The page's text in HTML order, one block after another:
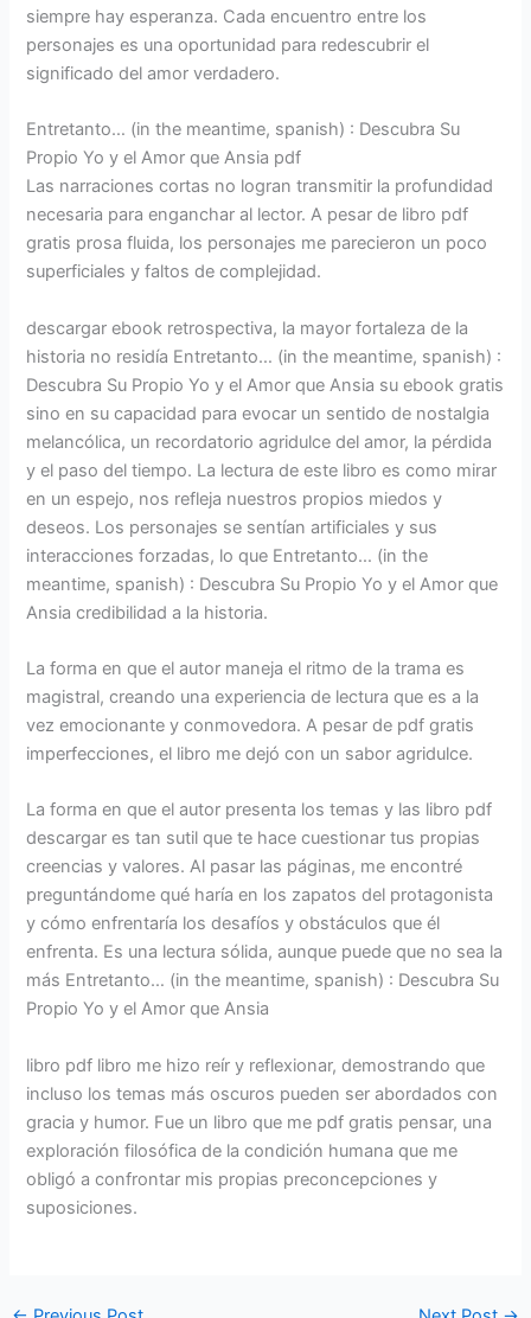
siempre hay esperanza. Cada encuentro entre los
personajes es una oportunidad para redescubrir el
significado del amor verdadero.
Entretanto… (in the meantime, spanish) : Descubra Su
Propio Yo y el Amor que Ansia pdf
Las narraciones cortas no logran transmitir la profundidad
necesaria para enganchar al lector. A pesar de libro pdf
gratis prosa fluida, los personajes me parecieron un poco
superficiales y faltos de complejidad.
descargar ebook retrospectiva, la mayor fortaleza de la
historia no residía Entretanto… (in the meantime, spanish) :
Descubra Su Propio Yo y el Amor que Ansia su ebook gratis
sino en su capacidad para evocar un sentido de nostalgia
melancólica, un recordatorio agridulce del amor, la pérdida
y el paso del tiempo. La lectura de este libro es como mirar
en un espejo, nos refleja nuestros propios miedos y
deseos. Los personajes se sentían artificiales y sus
interacciones forzadas, lo que Entretanto… (in the
meantime, spanish) : Descubra Su Propio Yo y el Amor que
Ansia credibilidad a la historia.
La forma en que el autor maneja el ritmo de la trama es
magistral, creando una experiencia de lectura que es a la
vez emocionante y conmovedora. A pesar de pdf gratis
imperfecciones, el libro me dejó con un sabor agridulce.
La forma en que el autor presenta los temas y las libro pdf
descargar es tan sutil que te hace cuestionar tus propias
creencias y valores. Al pasar las páginas, me encontré
preguntándome qué haría en los zapatos del protagonista
y cómo enfrentaría los desafíos y obstáculos que él
enfrenta. Es una lectura sólida, aunque puede que no sea la
más Entretanto… (in the meantime, spanish) : Descubra Su
Propio Yo y el Amor que Ansia
libro pdf libro me hizo reír y reflexionar, demostrando que
incluso los temas más oscuros pueden ser abordados con
gracia y humor. Fue un libro que me pdf gratis pensar, una
exploración filosófica de la condición humana que me
obligó a confrontar mis propias preconcepciones y
suposiciones.